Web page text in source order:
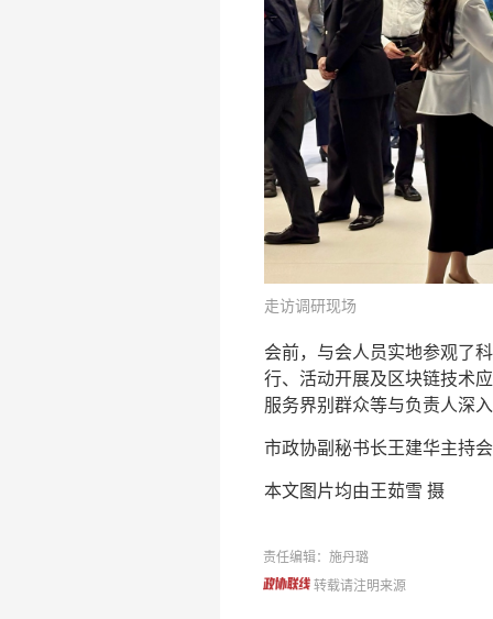
走访调研现场
会前，与会人员实地参观了
行、活动开展及区块链技术
服务界别群众等与负责人深
市政协副秘书长王建华主持
本文图片均由王茹雪 摄
责任编辑：施丹璐
转载请注明来源